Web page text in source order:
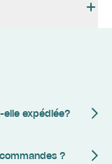
expédiée?
?